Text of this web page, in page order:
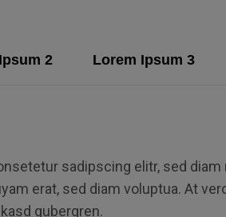
2 Lorem Ipsum 3
sadipscing elitr, sed
erat, sed diam voluptua. At
gubergren.